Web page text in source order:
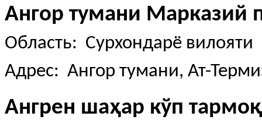
Ангор тумани Марказий
Область: Сурхондарё вилояти
Адрес: Ангор тумани, Ат-
Ангрен шаҳар кўп